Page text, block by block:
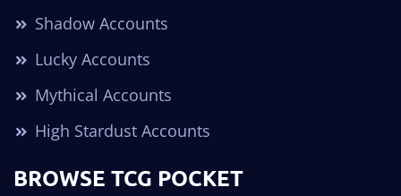
Shadow Accounts
Lucky Accounts
Mythical Accounts
High Stardust Accounts
BROWSE TCG POCKET